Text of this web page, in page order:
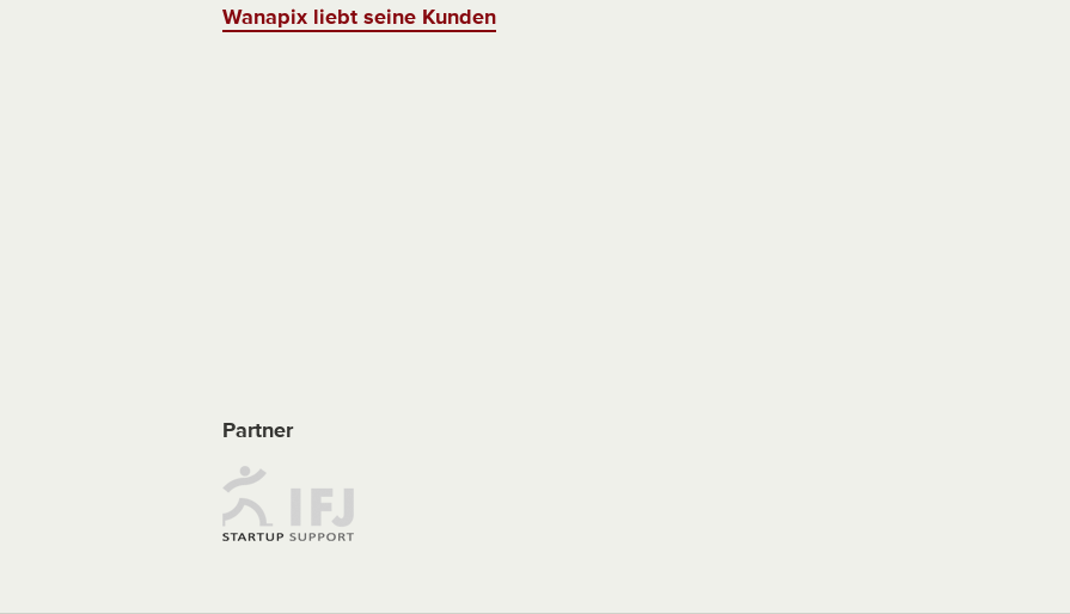
Wanapix liebt seine Kunden
Partner